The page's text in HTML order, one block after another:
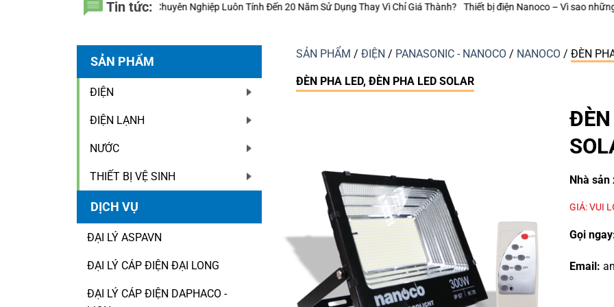
Tin tức:
Chuyên Nghiệp Luôn Tính Đến 20 Năm Sử Dụng Thay Vì Chỉ Giá Thành? Thiết bị điện Nanoco – Vì sao những công trình bền vững luôn chú
SẢN PHẨM
ĐIỆN
ĐIỆN LẠNH
NƯỚC
THIẾT BỊ VỆ SINH
DỊCH VỤ
ĐẠI LÝ ASPAVN
ĐẠI LÝ CÁP ĐIỆN ĐẠI LONG
ĐẠI LÝ CÁP ĐIỆN DAPHACO -
SẢN PHẨM / ĐIỆN / PANASONIC - NANOCO / NANOCO / ĐÈN
ĐÈN PHA LED, ĐÈN PHA LED SOLAR
Nhà sản
GIÁ: VUI
Gọi
Email: